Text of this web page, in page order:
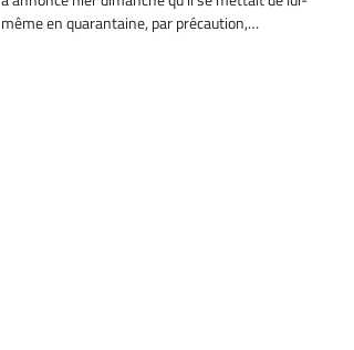
même en quarantaine, par précaution,…